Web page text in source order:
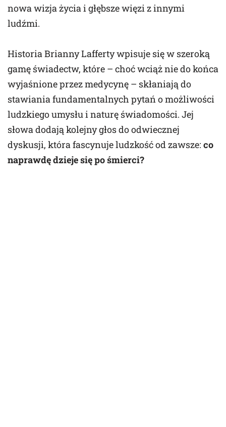
nowa wizja życia i głębsze więzi z innymi
ludźmi.
Historia Brianny Lafferty wpisuje się w szeroką
gamę świadectw, które – choć wciąż nie do końca
wyjaśnione przez medycynę – skłaniają do
stawiania fundamentalnych pytań o możliwości
ludzkiego umysłu i naturę świadomości. Jej
słowa dodają kolejny głos do odwiecznej
dyskusji, która fascynuje ludzkość od zawsze: co
naprawdę dzieje się po śmierci?